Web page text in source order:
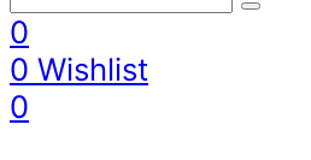
0
0 Wishlist
0